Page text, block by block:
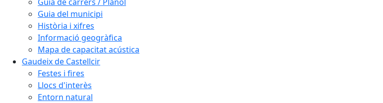
Guia del municipi
Història i xifres
Informació geogràfica
Mapa de capacitat acústica
Gaudeix de Castellcir
Festes i fires
Llocs d'interès
Entorn natural